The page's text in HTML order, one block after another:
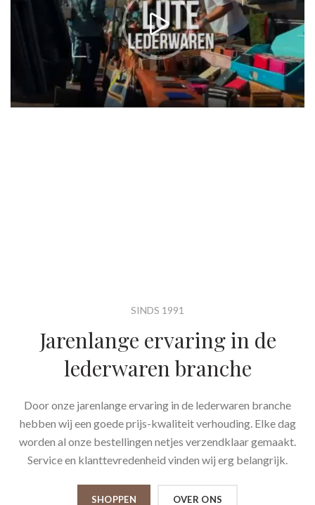
SINDS 1991
Jarenlange ervaring in de
lederwaren branche
Door onze jarenlange ervaring in de lederwaren branche
hebben wij een goede prijs-kwaliteit verhouding. Elke dag
worden al onze bestellingen netjes verzendklaar gemaakt.
Service en klanttevredenheid vinden wij erg belangrijk.
SHOPPEN OVER ONS